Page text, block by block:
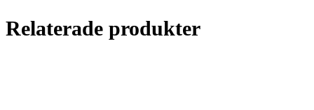
Relaterade produkter